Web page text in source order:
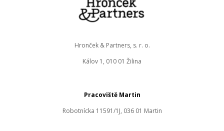
Pracoviště Martin
Robotnícka 11591/1J, 036 01 Martin
Hronček & Partners, s. r. o.
Kálov 1, 010 01 Žilina